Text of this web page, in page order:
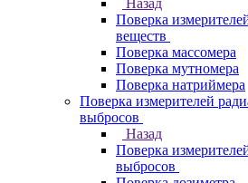
Назад
Поверка
веществ
Поверка массомера
Поверка мутномера
Поверка натриймера
Поверка измерителей
выбросов
Назад
Поверка
выбросов